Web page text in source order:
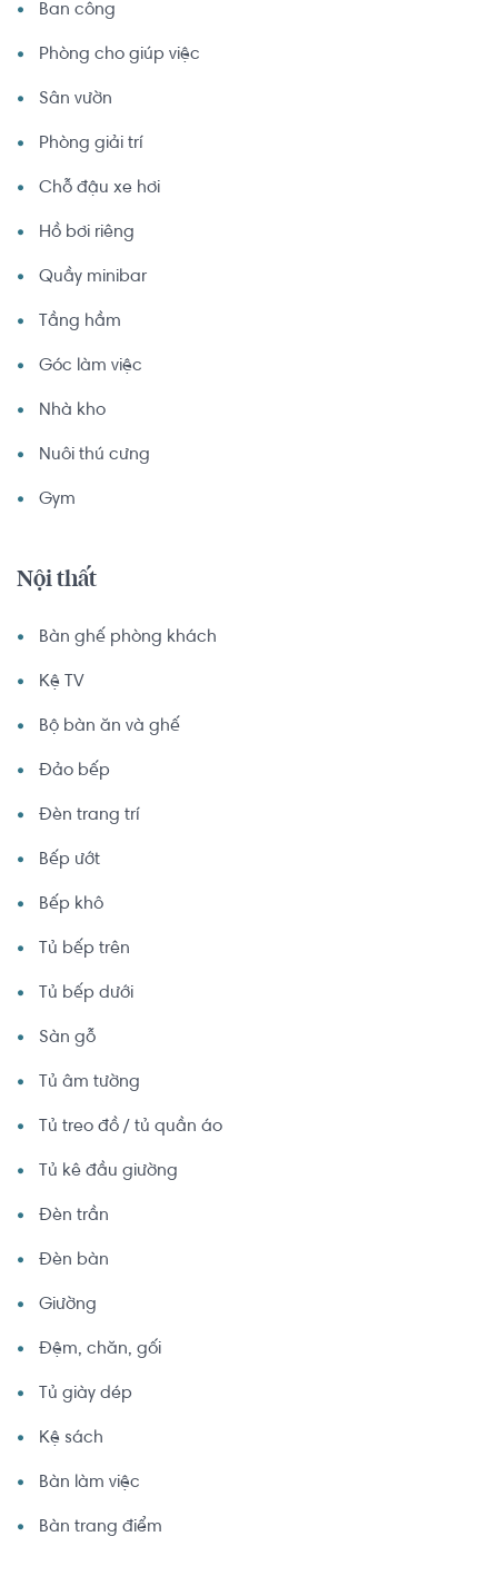
Ban công
Phòng cho giúp việc
Sân vườn
Phòng giải trí
Chỗ đậu xe hơi
Hồ bơi riêng
Quầy minibar
Tầng hầm
Góc làm việc
Nhà kho
Nuôi thú cưng
Gym
Nội thất
Bàn ghế phòng khách
Kệ TV
Bộ bàn ăn và ghế
Đảo bếp
Đèn trang trí
Bếp ướt
Bếp khô
Tủ bếp trên
Tủ bếp dưới
Sàn gỗ
Tủ âm tường
Tủ treo đồ / tủ quần áo
Tủ kê đầu giường
Đèn trần
Đèn bàn
Giường
Đệm, chăn, gối
Tủ giày dép
Kệ sách
Bàn làm việc
Bàn trang điểm